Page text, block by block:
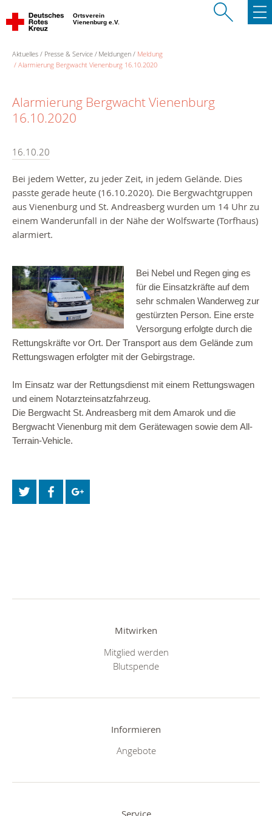
Ortsverein
Vienenburg e.V.
Aktuelles Presse & Service Meldungen
Meldung
Alarmierung Bergwacht Vienenburg 16.10.2020
Alarmierung Bergwacht Vienenburg
16.10.2020
16.10.20
Bei jedem Wetter, zu jeder Zeit, in jedem Gelände. Dies
passte gerade heute (16.10.2020). Die Bergwachtgruppen
aus Vienenburg und St. Andreasberg wurden um 14 Uhr zu
einem Wanderunfall in der Nähe der Wolfswarte (Torfhaus)
alarmiert.
Bei Nebel und Regen ging es
für die Einsatzkräfte auf dem
sehr schmalen Wanderweg zur
gestürzten Person. Eine erste
Versorgung erfolgte durch die
Rettungskräfte vor Ort. Der Transport aus dem Gelände zum
Rettungswagen erfolgter mit der Gebirgstrage.
Im Einsatz war der Rettungsdienst mit einem Rettungswagen
und einem Notarzteinsatzfahrzeug.
Die Bergwacht St. Andreasberg mit dem Amarok und die
Bergwacht Vienenburg mit dem Gerätewagen sowie dem All-
Terrain-Vehicle.
Mitwirken
Mitglied werden
Blutspende
Informieren
Angebote